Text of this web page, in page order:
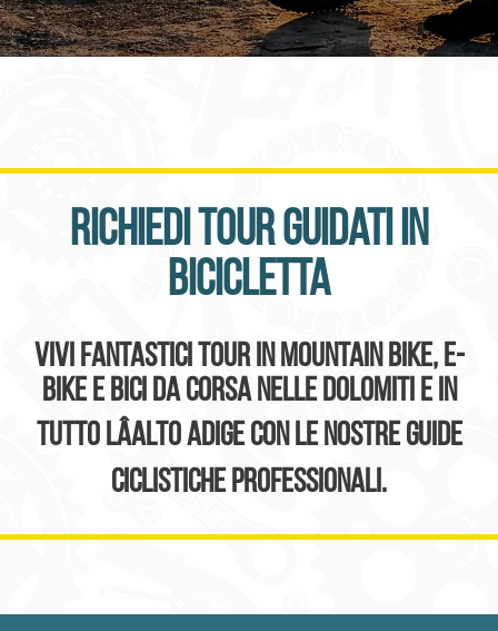
Richiedi tour guidati in
bicicletta
Vivi fantastici tour in mountain bike, e-
bike e bici da corsa nelle Dolomiti e in
tutto lâAlto Adige con le nostre guide
ciclistiche professionali.